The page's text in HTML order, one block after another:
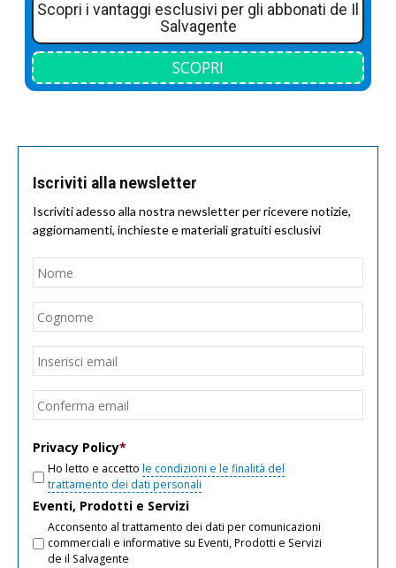
Scopri i vantaggi esclusivi per gli abbonati de Il
Salvagente
SCOPRI
Iscriviti alla newsletter
Iscriviti adesso alla nostra newsletter per ricevere notizie,
aggiornamenti, inchieste e materiali gratuiti esclusivi
Nome
Email
Privacy Policy*
Ho letto e accetto le condizioni e le finalità del
trattamento dei dati personali
Eventi, Prodotti e Servizi
Acconsento al trattamento dei dati per comunicazioni
commerciali e informative su Eventi, Prodotti e Servizi
de il Salvagente